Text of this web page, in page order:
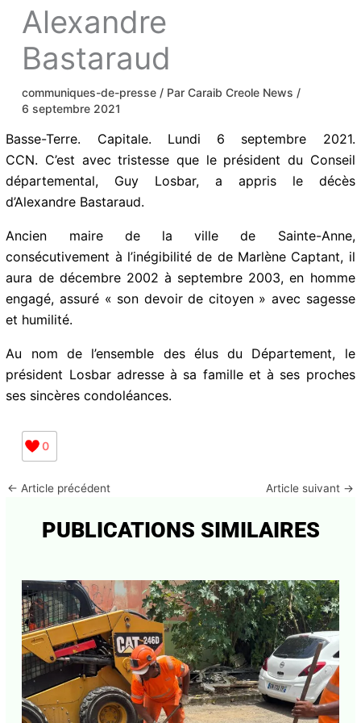
Alexandre
Bastaraud
communiques-de-presse / ParCaraib Creole News /
6 septembre 2021
Basse-Terre. Capitale. Lundi 6 septembre 2021.
CCN. C’est avec tristesse que le président du Conseil
départemental, Guy Losbar, a appris le décès
d’Alexandre Bastaraud.
Ancien maire de la ville de Sainte-Anne,
consécutivement à l’inégibilité de de Marlène Captant, il
aura de décembre 2002 à septembre 2003, en homme
engagé, assuré « son devoir de citoyen » avec sagesse
et humilité.
Au nom de l’ensemble des élus du Département, le
président Losbar adresse à sa famille et à ses proches
ses sincères condoléances.
0
← Article précédent Article suivant →
PUBLICATIONS SIMILAIRES